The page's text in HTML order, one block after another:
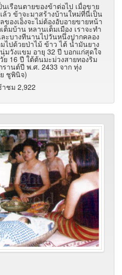
เรือนตายของข้าต่อไป เมื่อขาย
ล้ว ข้าจะมาสร้างบ้านใหม่ที่นี่เป็น
ของเอ็งจะไม่ต้องอับอายขายหน้า
มบ้าน หลานเต็มเมือง เราจะทำ
ละบางทีนานไปวันหนึ่งปากคลอง
ไปด้วยป่าไม้ ข้าว ไต้ น้ำมันยาง
มวังแขม อายุ 32 ปี บอกแก่สุดใจ
16 ปี ใต้ต้นมะม่วงสายทองริม
านต์ปี พ.ศ. 2433 จาก ทุ่ง
ชูพินิจ)
าชม 2,922